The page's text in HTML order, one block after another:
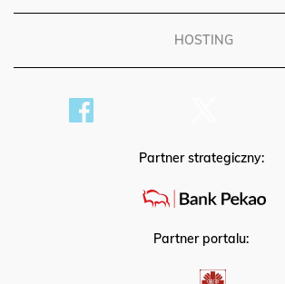
HOSTING
Partner strategiczny:
Partner portalu: